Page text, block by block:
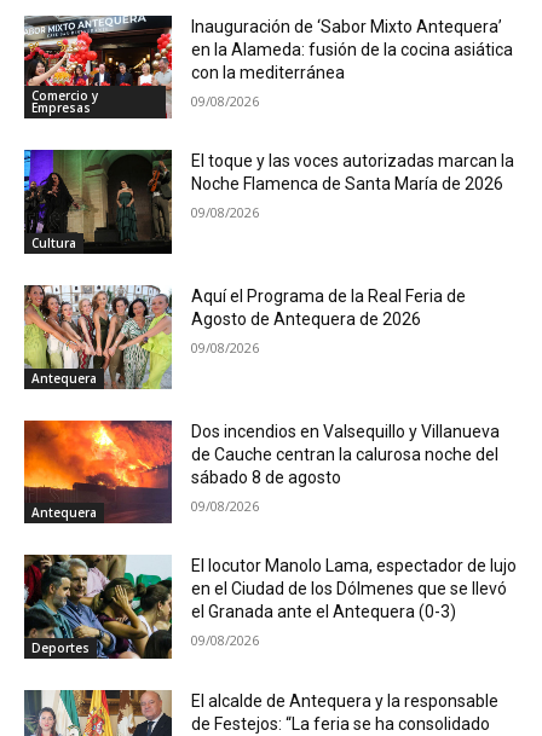
Comercio y
Empresas
Inauguración de ‘Sabor Mixto Antequera’
en la Alameda: fusión de la cocina asiática
con la mediterránea
09/08/2026
Cultura
El toque y las voces autorizadas marcan la
Noche Flamenca de Santa María de 2026
09/08/2026
Antequera
Aquí el Programa de la Real Feria de
Agosto de Antequera de 2026
09/08/2026
Antequera
Dos incendios en Valsequillo y Villanueva
de Cauche centran la calurosa noche del
sábado 8 de agosto
09/08/2026
Deportes
El locutor Manolo Lama, espectador de lujo
en el Ciudad de los Dólmenes que se llevó
el Granada ante el Antequera (0-3)
09/08/2026
El alcalde de Antequera y la responsable
de Festejos: “La feria se ha consolidado